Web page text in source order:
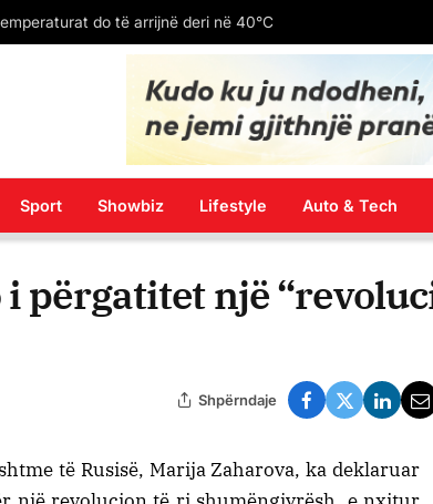
Sport Showbiz Lifestyle Auto & Tech
i përgatitet një
Shpërndaje
të Rusisë, Marija Zaharova, ka deklaruar